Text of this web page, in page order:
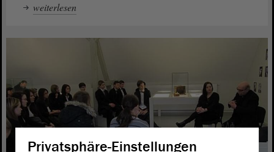
weiterlesen
Privatsphäre-Einstellungen